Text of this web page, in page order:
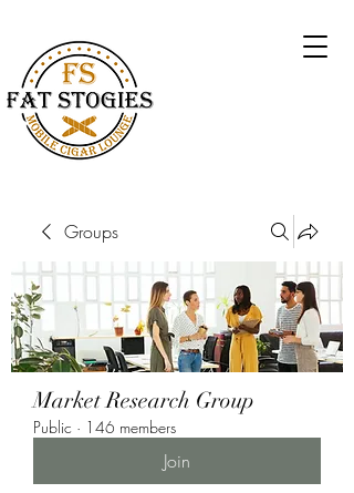
Groups
Market Research Group
Public · 146 members
Join